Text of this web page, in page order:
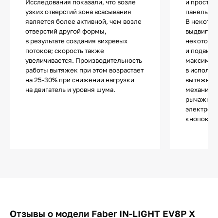
Исследования показали, что возле
узких отверстий зона всасывания
является более активной, чем возле
отверстий другой формы,
в результате создания вихревых
потоков; скорость также
увеличивается. Производительность
работы вытяжек при этом возрастает
на 25-30% при снижении нагрузки
на двигатель и уровня шума.
и
панелью.
В
и
в
вытяжки
кнопок и
Отзывы о модели Faber IN-LIGHT EV8P X